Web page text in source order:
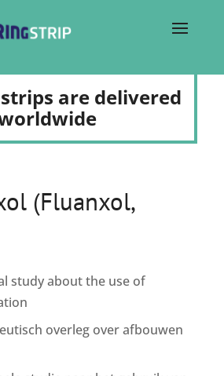
are delivered
(Fluanxol,
study about the use of
overleg over afbouwen